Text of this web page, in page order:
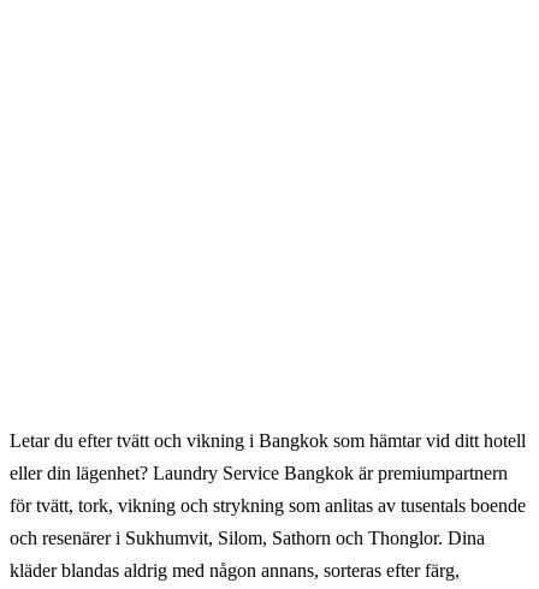
Letar du efter tvätt och vikning i Bangkok som hämtar vid ditt hotell
eller din lägenhet? Laundry Service Bangkok är premiumpartnern
för tvätt, tork, vikning och strykning som anlitas av tusentals boende
och resenärer i Sukhumvit, Silom, Sathorn och Thonglor. Dina
kläder blandas aldrig med någon annans, sorteras efter färg,